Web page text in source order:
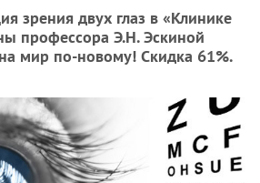
зрения двух глаз в «Клинике
профессора Э.Н. Эскиной
мир по-новому! Скидка 61%.